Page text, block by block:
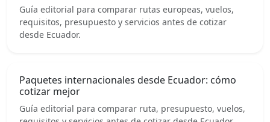
Guía editorial para comparar rutas europeas, vuelos,
requisitos, presupuesto y servicios antes de cotizar
desde Ecuador.
Paquetes internacionales desde Ecuador: cómo
cotizar mejor
Guía editorial para comparar ruta, presupuesto, vuelos,